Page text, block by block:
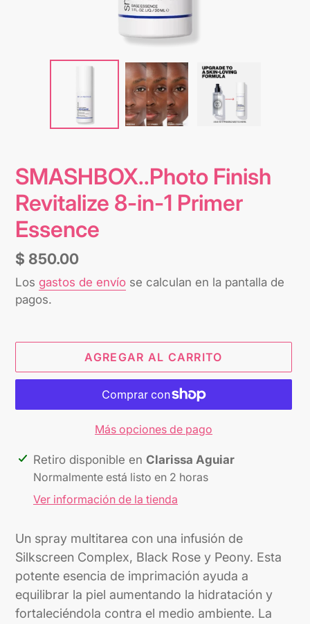
SMASHBOX..Photo Finish
Revitalize 8-in-1 Primer
Essence
Precio
habitual
$ 850.00
Los gastos de envío se calculan en la pantalla de
pagos.
AGREGAR AL CARRITO
Más opciones de pago
Agregando
producto
carrito
Retiro disponible en Clarissa Aguiar
Normalmente está listo en 2 horas
Ver información de la tienda
Un spray multitarea con una infusión de
Silkscreen Complex, Black Rose y Peony. Esta
potente esencia de imprimación ayuda a
equilibrar la piel aumentando la hidratación y
fortaleciéndola contra el medio ambiente. La